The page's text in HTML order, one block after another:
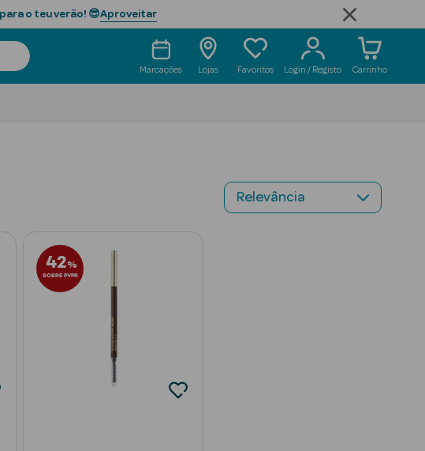
o teu verão! 😎Aproveitar
Marcações Lojas Favoritos Login / Registo Carrinho
42%
SOBRE PVPR